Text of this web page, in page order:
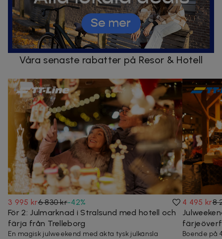
Våra senaste rabatter på Resor & Hotell
3 995 kr6 830 kr-42%
För 2: Julmarknad i Stralsund med hotell och
färja från Trelleborg
En magisk julweekend med äkta tysk julkänsla
4 495 kr8
Boende på